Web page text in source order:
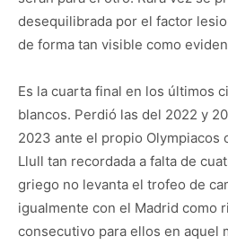
desequilibrada por el factor
de forma tan visible como
Es la cuarta final en los últimos
blancos. Perdió las del 2022 y
2023 ante el propio Olympiacos
Llull tan recordada a falta de
griego no levanta el trofeo de
igualmente con el Madrid como
consecutivo para ellos en aquel